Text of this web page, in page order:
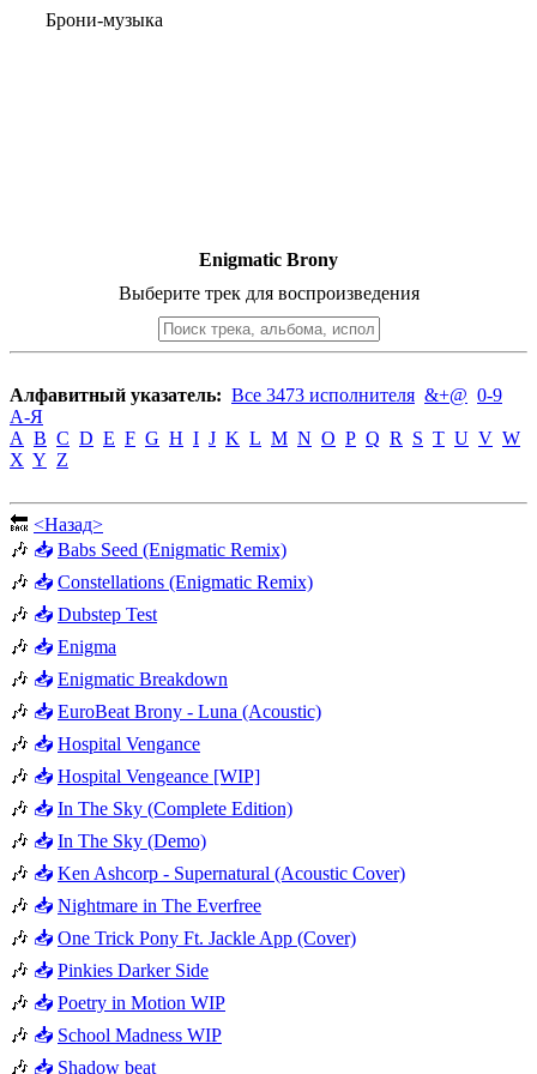
Брони-музыка
Enigmatic Brony
Выберите трек для воспроизведения
Алфавитный указатель: Все 3473 исполнителя &+@ 0-9
А-Я
A B C D E F G H I J K L M N O P Q R S T U V W
X Y Z
🔙 <Назад>
🎶 📥 Babs Seed (Enigmatic Remix)
🎶 📥 Constellations (Enigmatic Remix)
🎶 📥 Dubstep Test
🎶 📥 Enigma
🎶 📥 Enigmatic Breakdown
🎶 📥 EuroBeat Brony - Luna (Acoustic)
🎶 📥 Hospital Vengance
🎶 📥 Hospital Vengeance [WIP]
🎶 📥 In The Sky (Complete Edition)
🎶 📥 In The Sky (Demo)
🎶 📥 Ken Ashcorp - Supernatural (Acoustic Cover)
🎶 📥 Nightmare in The Everfree
🎶 📥 One Trick Pony Ft. Jackle App (Cover)
🎶 📥 Pinkies Darker Side
🎶 📥 Poetry in Motion WIP
🎶 📥 School Madness WIP
🎶 📥 Shadow beat